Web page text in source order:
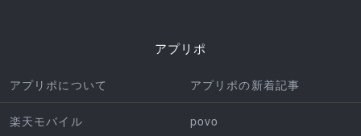
アプリポ
アプリポについて アプリポの新着記事
楽天モバイル povo